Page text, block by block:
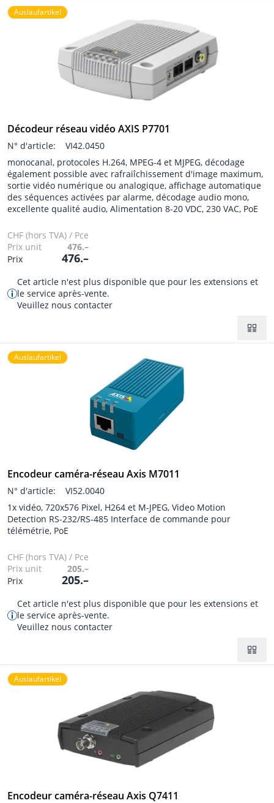
Auslaufartikel
Décodeur réseau vidéo AXIS P7701
N° d'article:
VI42.0450
monocanal, protocoles H.264, MPEG-4 et MJPEG, décodage
également possible avec rafraiîchissement d'image maximum,
sortie vidéo numérique ou analogique, affichage automatique
des séquences activées par alarme, décodage audio mono,
excellente qualité audio, Alimentation 8-20 VDC, 230 VAC, PoE
CHF (hors TVA) / Pce
Prix unit
476.–
Prix
476.–
Cet article n'est plus disponible que pour les extensions et
le service après-vente.
Veuillez nous contacter
Auslaufartikel
Encodeur caméra-réseau Axis M7011
N° d'article:
VI52.0040
1x vidéo, 720x576 Pixel, H264 et M-JPEG, Video Motion
Detection RS-232/RS-485 Interface de commande pour
télémétrie, PoE
CHF (hors TVA) / Pce
Prix unit
205.–
Prix
205.–
Cet article n'est plus disponible que pour les extensions et
le service après-vente.
Veuillez nous contacter
Auslaufartikel
Encodeur caméra-réseau Axis Q7411